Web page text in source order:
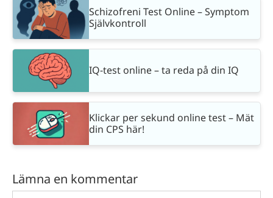
Schizofreni Test Online – Symptom
Självkontroll
IQ-test online – ta reda på din IQ
Klickar per sekund online test – Mät
din CPS här!
Lämna en kommentar